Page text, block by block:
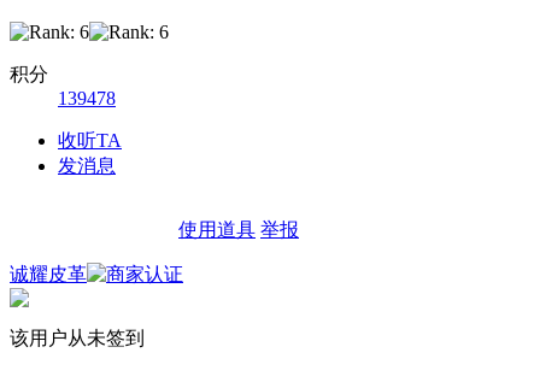
积分
139478
收听TA
发消息
使用道具 举报
诚耀皮革
该用户从未签到